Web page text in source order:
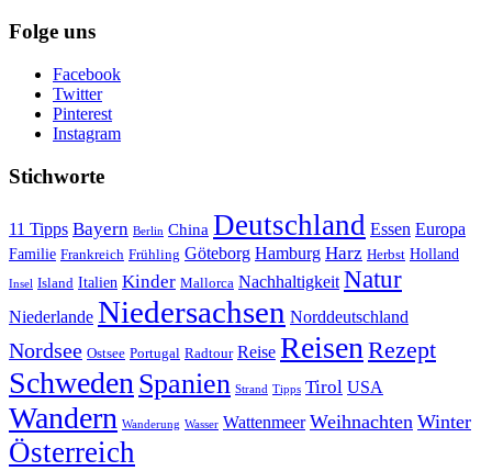
Folge uns
Facebook
Twitter
Pinterest
Instagram
Stichworte
11 Tipps Bayern Berlin China Deutschland Essen Europa
Familie Frankreich Frühling Göteborg Hamburg Harz Herbst Holland
Insel Island Italien Kinder Mallorca Nachhaltigkeit Natur
Niederlande Niedersachsen Norddeutschland
Nordsee Ostsee Portugal Radtour Reise ReisenRezept
SchwedenSpanien Strand Tipps Tirol USA
Wandern Wanderung Wasser Wattenmeer Weihnachten Winter
Österreich